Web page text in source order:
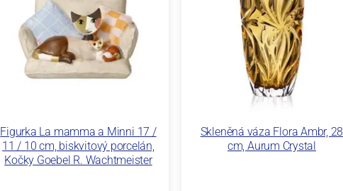
Figurka La mamma a Minni 17 /
11 / 10 cm, biskvitový porcelán,
Kočky Goebel R. Wachtmeister
Skleněná váza Flora Ambr, 28
cm, Aurum Crystal